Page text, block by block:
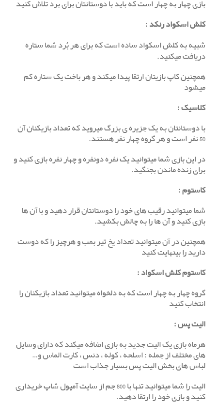
بازی چهار به چهار است که باید با دوستانتان برای برد تلاش کنید
کلش اسکواد رنکد:
شبیه به کلش اسکواد ساده است که برای هر بُرد شما ستاره
دریافت میکنید.
همچنین کاپ بازیتان ارتقا پیدا میکند و هر باخت یک ستاره کم
میشود
کلاسیک:
با دوستانتان به یک جزیره ی بزرگ میروید که تعداد بازیکنان آن
50 نفر است و هر گروه چهار نفر هستند.
در این بازی شما میتوانید یک نفره دونفره و چهار نفره بازی کنید و
برای زنده ماندن بجنگید.
کاستوم:
شما میتوانید رقیب های خود را دوستانتان قرار دهید و با آن ها
بازی کنید و آن ها را به چالش بکشید.
همچنین در آن میتوانید تعداد یخ تیر بمب و هرچیز را که دوست
دارید را بینهایت کنید
کاستوم کلش اسکواد :
گروه چهار به چهار است که به دلخواه میتوانید تعداد بازیکنان را
انتخاب کنید
الیت پس:
هرماه بازی یک الیت جدید به بازی اضافه میکند که دارای وسایل
های مختلف از جمله : اسلحه ، کوله ، دنس ، کارت الماس و…
لباس های بخش الیت پس بسیار جذاب است
الیت را شما میتوانید تنها با 800 جم از سایت آمپول شاپ خریداری
کنید و بازی خود را ارتقا دهید.